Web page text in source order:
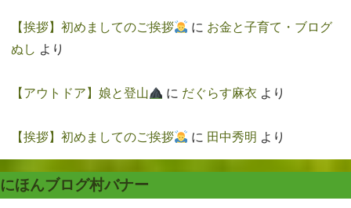
【挨拶】初めましてのご挨拶 に お金と子育て・ブログ
ぬし より
【アウトドア】娘と登山 に だぐらす麻衣 より
【挨拶】初めましてのご挨拶 に 田中秀明 より
にほんブログ村バナー